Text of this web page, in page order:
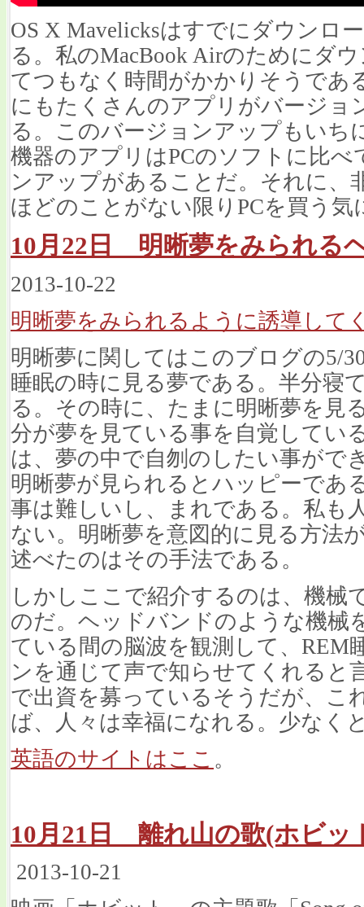
OS X Mavelicksはすでにダウンロ
る。私のMacBook Airのためにダ
てつもなく時間がかかりそうであ
にもたくさんのアプリがバージョ
る。このバージョンアップもいち
機器のアプリはPCのソフトに比
ンアップがあることだ。それに、
ほどのことがない限りPCを買う
10月22日 明晰夢をみられる
2013-10-22
明晰夢をみられるように誘導して
明晰夢に関してはこのブログの5/
睡眠の時に見る夢である。半分寝
る。その時に、たまに明晰夢を見
分が夢を見ている事を自覚してい
は、夢の中で自刎のしたい事がで
明晰夢が見られるとハッピーであ
事は難しいし、まれである。私も
ない。明晰夢を意図的に見る方法
述べたのはその手法である。
しかしここで紹介するのは、機械
のだ。ヘッドバンドのような機械
ている間の脳波を観測して、REM
ンを通じて声で知らせてくれると
で出資を募っているそうだが、こ
ば、人々は幸福になれる。少なく
英語のサイトはここ 。
10月21日 離れ山の歌(ホビッ
2013-10-21